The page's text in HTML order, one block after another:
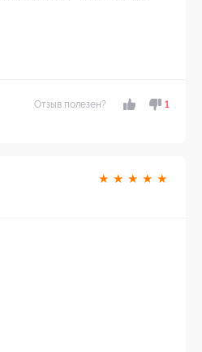
Отзыв полезен? 1
★ ★ ★ ★ ★